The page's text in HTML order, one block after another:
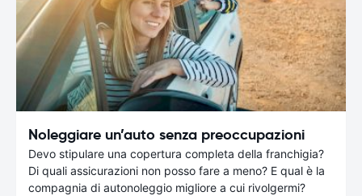
Noleggiare un’auto senza preoccupazioni
Devo stipulare una copertura completa della franchigia?
Di quali assicurazioni non posso fare a meno? E qual è la
compagnia di autonoleggio migliore a cui rivolgermi?